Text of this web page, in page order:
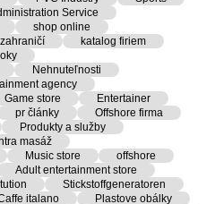
Service
shop online
katalog firiem
Nehnuteľnosti
agency
Game store
Entertainer
pr články
Offshore firma
Produkty a služby
masáž
Music store
offshore
Adult entertainment store
Stickstoffgeneratoren
italano
Plastove obálky